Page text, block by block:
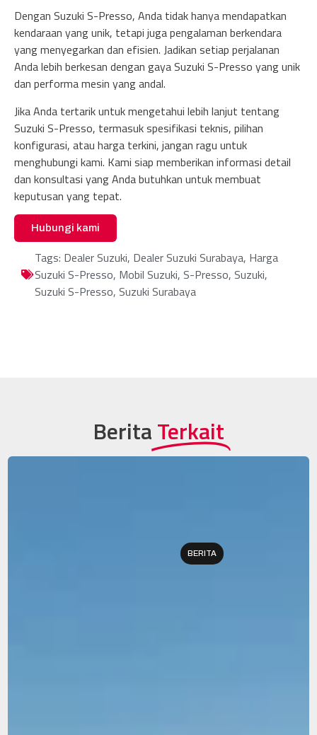
Dengan Suzuki S-Presso, Anda tidak hanya mendapatkan
kendaraan yang unik, tetapi juga pengalaman berkendara
yang menyegarkan dan efisien. Jadikan setiap perjalanan
Anda lebih berkesan dengan gaya Suzuki S-Presso yang unik
dan performa mesin yang andal.
Jika Anda tertarik untuk mengetahui lebih lanjut tentang
Suzuki S-Presso, termasuk spesifikasi teknis, pilihan
konfigurasi, atau harga terkini, jangan ragu untuk
menghubungi kami. Kami siap memberikan informasi detail
dan konsultasi yang Anda butuhkan untuk membuat
keputusan yang tepat.
Hubungi kami
Tags: Dealer Suzuki, Dealer Suzuki Surabaya, Harga
Suzuki S-Presso, Mobil Suzuki, S-Presso, Suzuki,
Suzuki S-Presso, Suzuki Surabaya
BeritaTerkait
BERITA